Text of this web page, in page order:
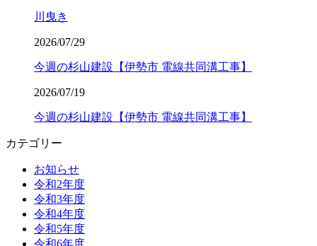
川曳き
2026/07/29
今週の杉山建設【伊勢市 電線共同溝工事】
2026/07/19
今週の杉山建設【伊勢市 電線共同溝工事】
カテゴリー
お知らせ
令和2年度
令和3年度
令和4年度
令和5年度